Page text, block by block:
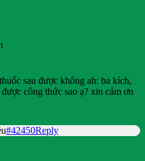
sau được không ah: ba kích,
công thức sao ạ? xin cảm ơn
#42450Reply